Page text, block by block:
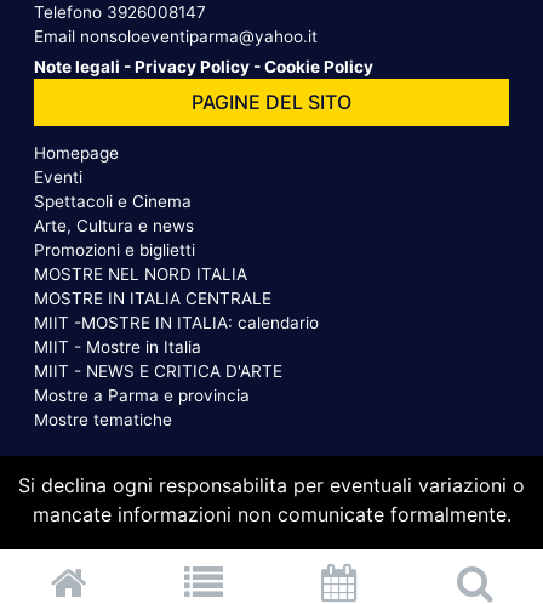
Telefono 3926008147
Email nonsoloeventiparma@yahoo.it
Note legali -Privacy Policy -Cookie Policy
PAGINE DEL SITO
Homepage
Eventi
Spettacoli e Cinema
Arte, Cultura e news
Promozioni e biglietti
MOSTRE NEL NORD ITALIA
MOSTRE IN ITALIA CENTRALE
MIIT -MOSTRE IN ITALIA: calendario
MIIT - Mostre in Italia
MIIT - NEWS E CRITICA D'ARTE
Mostre a Parma e provincia
Mostre tematiche
Si declina ogni responsabilita per eventuali variazioni o
mancate informazioni non comunicate formalmente.